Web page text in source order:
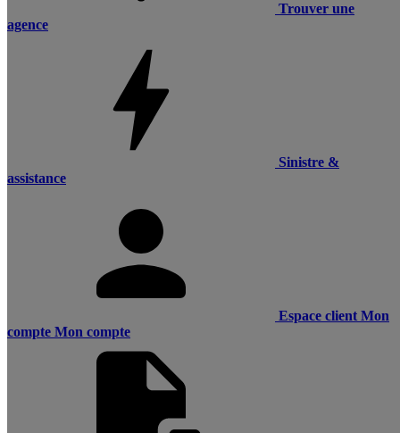
Trouver une
agence
Sinistre &
assistance
Espace client Mon
compte Mon compte